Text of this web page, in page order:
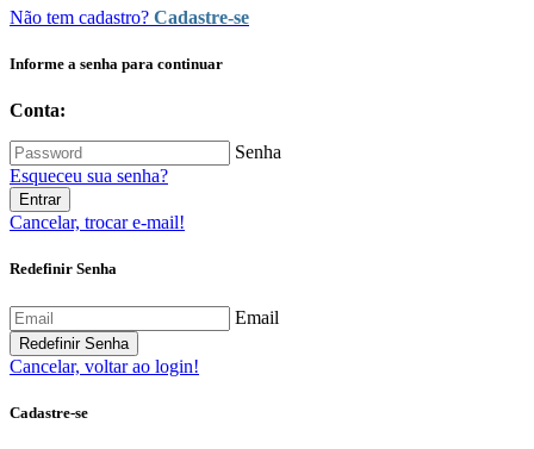
(ii) enviar avisos e
serviços da
promocionais (v) para
cumprimento de certas obrigações legais;
O GEP não comercializa os dados pessoais de seus usuários a
terceiros;
O GEP armazena dados pessoais tão somente pelo tempo necessário
para alcançar as
finalidades legítimas previstas neste documento.
Não tem cadastro? Cadastre-se
Informe a senha para continuar
Conta:
Senha
Esqueceu sua senha?
Entrar
Cancelar, trocar e-mail!
Redefinir Senha
Email
Redefinir Senha
Cancelar, voltar ao login!
Cadastre-se